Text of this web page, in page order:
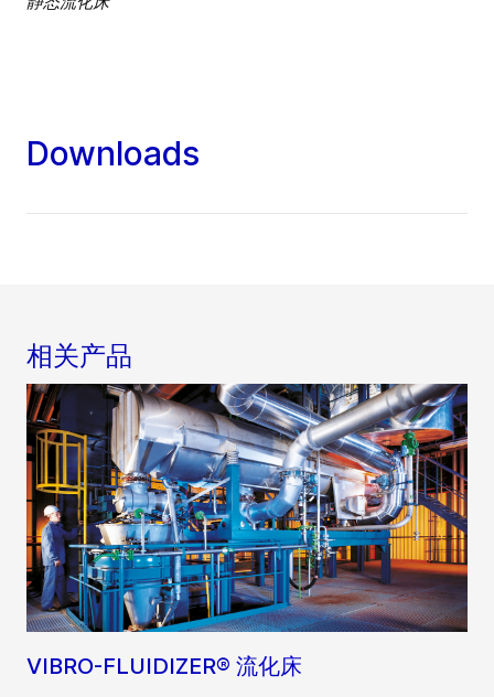
Downloads
相关产品
VIBRO-FLUIDIZER® 流化床